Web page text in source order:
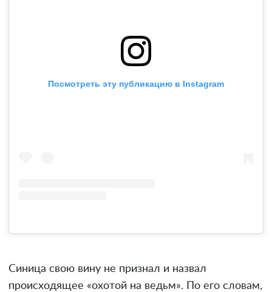
Посмотреть эту публикацию в Instagram
Синица свою вину не признал и назвал
происходящее «охотой на ведьм». По его словам,